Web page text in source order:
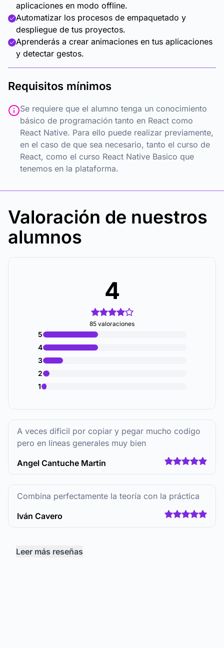
aplicaciones en modo offline.
Automatizar los procesos de empaquetado y
despliegue de tus proyectos.
Aprenderás a crear animaciones en tus aplicaciones
y detectar gestos.
Requisitos mínimos
Se requiere que el alumno tenga un conocimiento
básico de programación tanto en React como
React Native. Para ello puede realizar previamente,
en el caso de que sea necesario, tanto el curso de
React, como el curso React Native Basico que
tenemos en la plataforma.
Valoración de nuestros
alumnos
4
85 valoraciones
5
4
3
2
1
A veces dificil por copiar y pegar mucho codigo
pero en líneas generales muy bien
Angel Cantuche Martin
Combina perfectamente la teoría con la práctica
Iván Cavero
Leer más reseñas